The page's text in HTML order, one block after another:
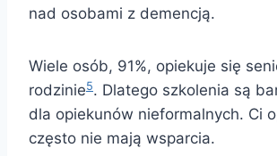
nad osobami z demencją.
Wiele osób, 91%, opiekuje się
rodzinie5. Dlatego szkolenia są
dla opiekunów nieformalnych. Ci
często nie mają wsparcia.